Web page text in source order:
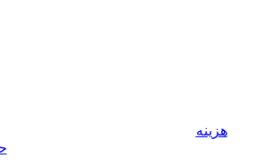
هزینه